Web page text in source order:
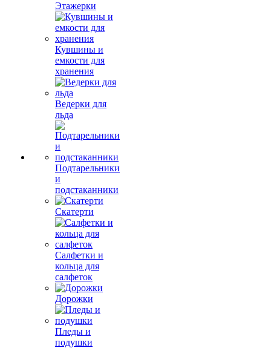
Этажерки
Кувшины и
емкости для
хранения
Ведерки для
льда
Подтарельники
и
подстаканники
Скатерти
Салфетки и
кольца для
салфеток
Дорожки
Пледы и
подушки